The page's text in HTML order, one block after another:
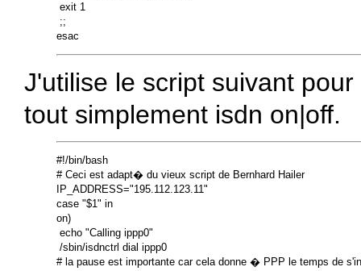
exit 1
;;
J'utilise le script suivant
tout simplement isdn on|off.
#!/bin/bash
# Ceci est adapt� du vieux script de Bernhard Hailer
IP_ADDRESS="195.112.123.11"
case "$1" in
on)
echo "Calling ippp0"
/sbin/isdnctrl dial ippp0
# la pause est importante car cela donne � PPP le temps de